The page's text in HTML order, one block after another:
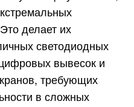
делает их
светодиодных
вывесок и
требующих
в сложных